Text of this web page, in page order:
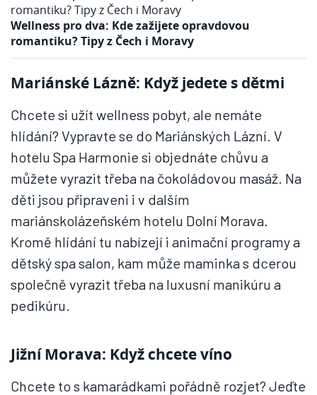
Wellness pro dva: Kde zažijete opravdovou
romantiku? Tipy z Čech i Moravy
Mariánské Lázně: Když jedete s dětmi
Chcete si užít wellness pobyt, ale nemáte
hlídání? Vypravte se do Mariánských Lázní. V
hotelu Spa Harmonie si objednáte chůvu a
můžete vyrazit třeba na čokoládovou masáž. Na
děti jsou připraveni i v dalším
mariánskolázeňském hotelu Dolní Morava.
Kromě hlídání tu nabízejí i animační programy a
dětský spa salon, kam může maminka s dcerou
společně vyrazit třeba na luxusní manikúru a
pedikúru.
Jižní Morava: Když chcete víno
Chcete to s kamarádkami pořádně rozjet? Jeďte